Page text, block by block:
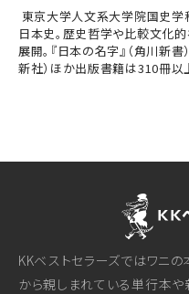
東京大学人文系大学院国史学
日本史。歴史哲学や比較文化
展開。『日本の名字』（角川新書
新社）ほか出版書籍は310冊以
KKベストセラーズではワニの
から親しまれている単行本